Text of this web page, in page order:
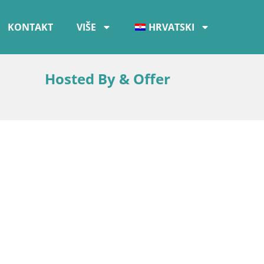
KONTAKT VIŠE HRVATSKI
Hosted By & Offer